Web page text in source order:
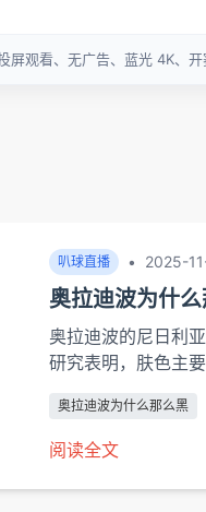
叭球直播 • 2025-
奥拉迪波为什
奥拉迪波的尼日利
研究表明，肤色主
亲作为尼日利亚移民
奥拉迪波为什么那么黑
阅读全文